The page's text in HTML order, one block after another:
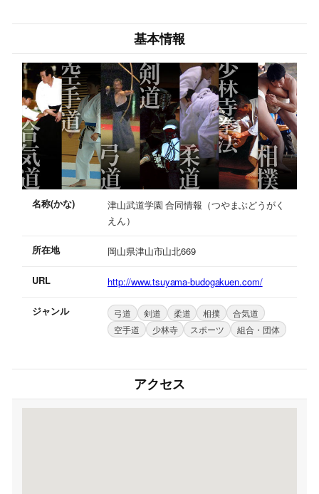
基本情報
名称(かな)
津山武道学園 合同情報（つやまぶどうがく
えん）
所在地 岡山県津山市山北669
URL http://www.tsuyama-budogakuen.com/
ジャンル 弓道 剣道 柔道 相撲
合気道
空手道
少林寺 スポーツ 組合・団体
アクセス